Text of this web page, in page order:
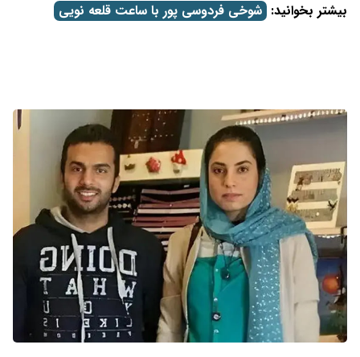
بیشتر بخوانید: شوخی فردوسی پور با ساعت قلعه نویی